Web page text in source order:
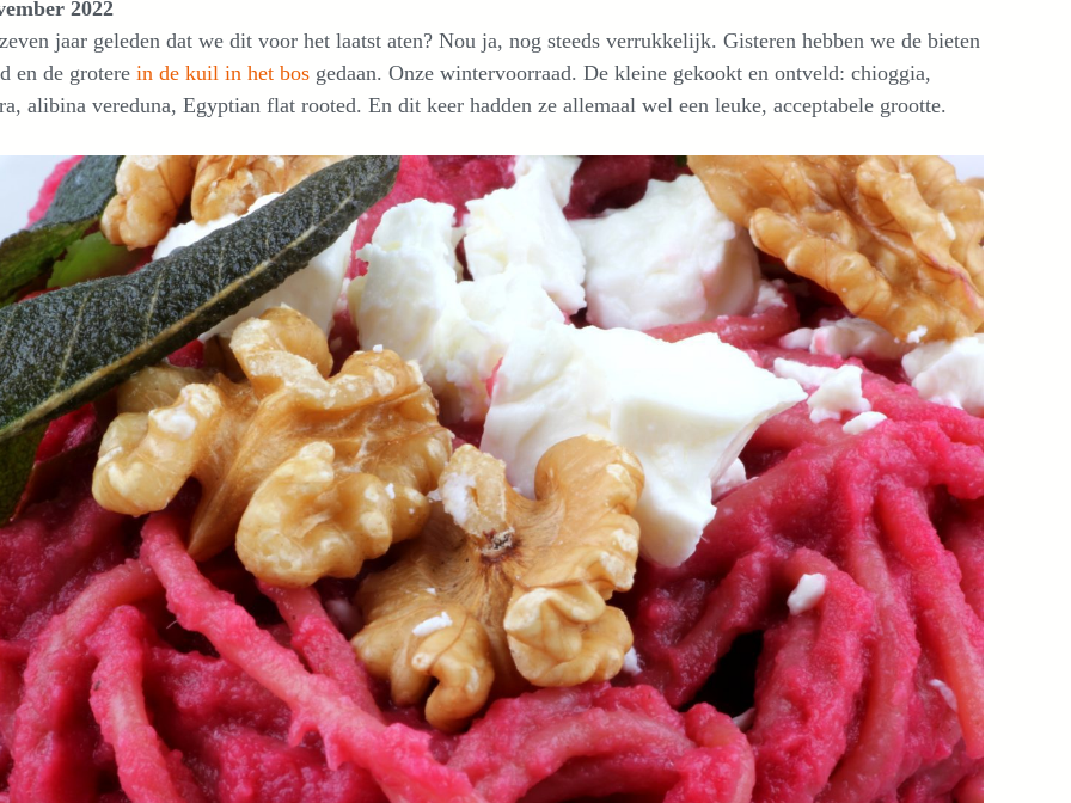
2022
jaar geleden dat we dit voor het laatst aten? Nou ja, nog steeds verrukkelijk. Gisteren hebben we de bieten
en de grotere in de kuil in het bos gedaan. Onze wintervoorraad. De kleine gekookt en ontveld: chioggia,
alibina vereduna, Egyptian flat rooted. En dit keer hadden ze allemaal wel een leuke, acceptabele grootte.